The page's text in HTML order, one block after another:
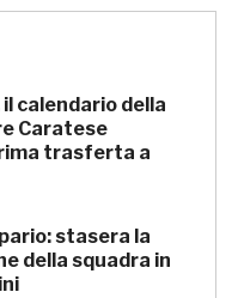
calendario della
Caratese
trasferta a
stasera la
della squadra in